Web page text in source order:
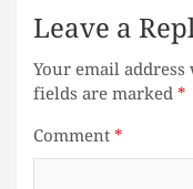
Leave a
Your email
fields are marked*
Comment*